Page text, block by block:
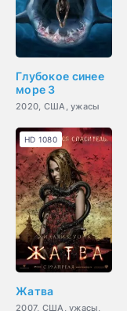
Глубокое синее
море 3
2020, США, ужасы
Жатва
2007, США, ужасы,
HD 1080